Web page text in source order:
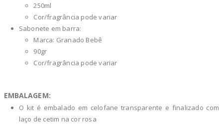
250ml
Cor/fragrância pode variar
Sabonete em barra:
Marca: Granado Bebê
90gr
Cor/fragrância pode variar
EMBALAGEM:
O kit é embalado em celofane transparente e finalizado com
laço de cetim na cor rosa